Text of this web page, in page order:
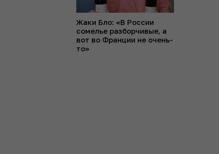
Жаки Бло: «В России
сомелье разборчивые, а
вот во Франции не очень-
то»